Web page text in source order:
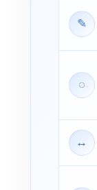
✎
◌
↔